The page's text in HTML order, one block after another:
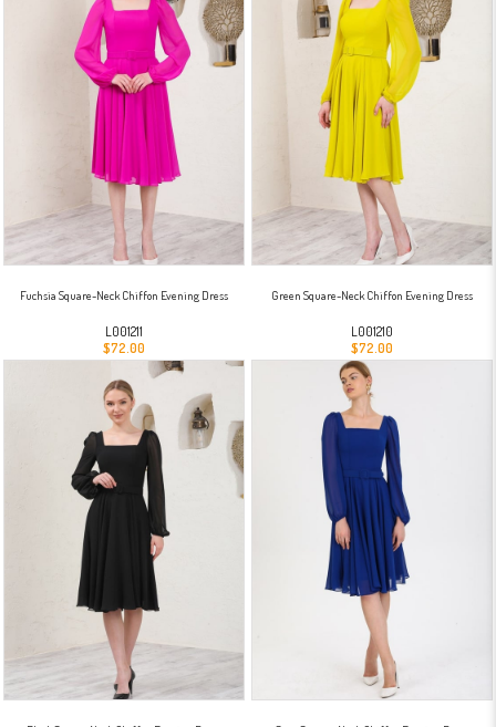
Fuchsia Square-Neck Chiffon Evening Dress
L001211
$72.00
Green Square-Neck Chiffon Evening Dress
L001210
$72.00